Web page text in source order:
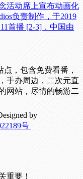
活动席上宣布动画化
负责制作，于2019
首播 [2-3]，中国由
，包含免费看番，
手办周边，二次元直
网站，尽情的畅游二
by
号
重要！